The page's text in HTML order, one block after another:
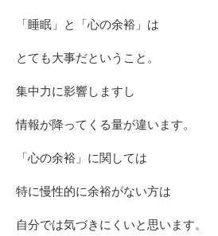
「睡眠」と「心の余裕」は
とても大事だということ。
集中力に影響しますし
情報が降ってくる量が違います。
「心の余裕」に関しては
特に慢性的に余裕がない方は
自分では気づきにくいと思います。